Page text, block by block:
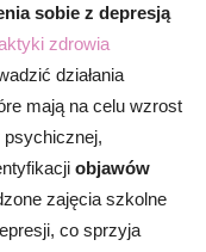
sobie z depresją
zdrowia
działania
mają na celu wzrost
objawów
zajęcia szkolne
co sprzyja